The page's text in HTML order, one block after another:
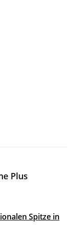
Plus
Spitze in